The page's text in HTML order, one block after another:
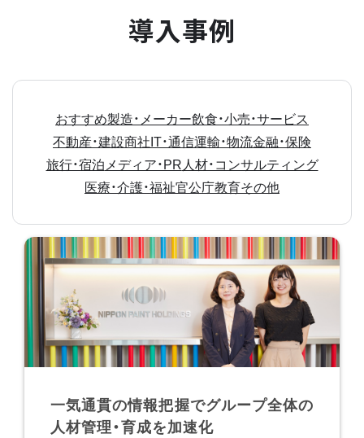
導入事例
おすすめ製造・メーカー飲食・小売・サービス
不動産・建設商社IT・通信運輸・物流金融・保険
旅行・宿泊 メディア・PR人材・コンサルティング
医療・介護・福祉官公庁教育その他
一気通貫の情報把握でグループ全体の
人材管理・育成を加速化